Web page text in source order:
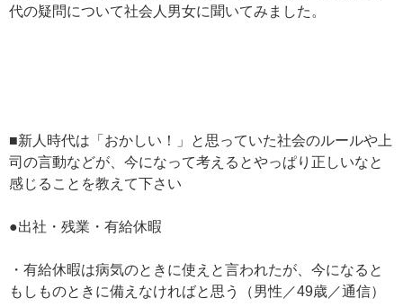
代の疑問について社会人男女に聞いてみました。
■新人時代は「おかしい！」と思っていた社会のルールや上
司の言動などが、今になって考えるとやっぱり正しいなと
感じることを教えて下さい
●出社・残業・有給休暇
・有給休暇は病気のときに使えと言われたが、今になると
もしものときに備えなければと思う（男性／49歳／通信）